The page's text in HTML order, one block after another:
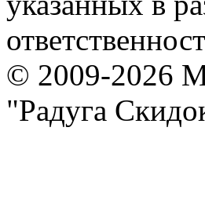
© 2009-2026
"Радуга